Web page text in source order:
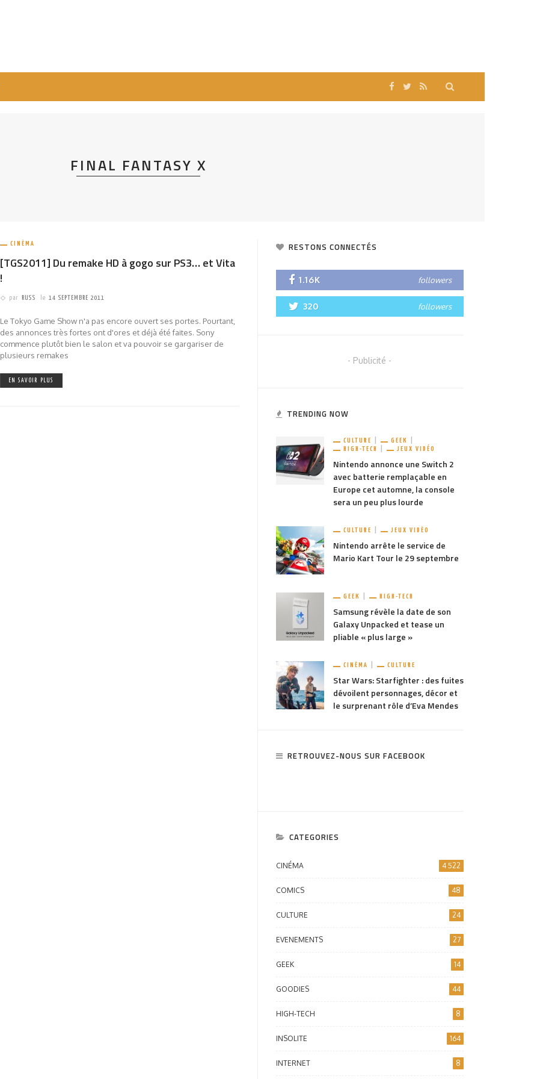
FINAL FANTASY X
CINÉMA
[TGS2011] Du remake HD à gogo sur PS3… et Vita
!
par RUSS le 14 SEPTEMBRE 2011
Le Tokyo Game Show n'a pas encore ouvert ses portes. Pourtant,
des annonces très fortes ont d'ores et déjà été faites. Sony
commence plutôt bien le salon et va pouvoir se gargariser de
plusieurs remakes
EN SAVOIR PLUS
RESTONS CONNECTÉS
1.16K followers
320 followers
- Publicité -
TRENDING NOW
CULTURE
GEEK
HIGH-TECH
JEUX VIDÉO
Nintendo annonce une Switch 2
avec batterie remplaçable en
Europe cet automne, la console
sera un peu plus lourde
CULTURE JEUX VIDÉO
Nintendo arrête le service de
Mario Kart Tour le 29 septembre
GEEK HIGH-TECH
Samsung révèle la date de son
Galaxy Unpacked et tease un
pliable « plus large »
CINÉMA CULTURE
Star Wars: Starfighter : des fuites
dévoilent personnages, décor et
le surprenant rôle d’Eva Mendes
RETROUVEZ-NOUS SUR FACEBOOK
CATEGORIES
CINÉMA 4 522
COMICS 48
CULTURE 24
EVENEMENTS 27
GEEK 14
GOODIES 44
HIGH-TECH 8
INSOLITE 164
INTERNET 8